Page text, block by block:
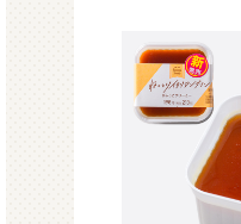
モルガサンリ